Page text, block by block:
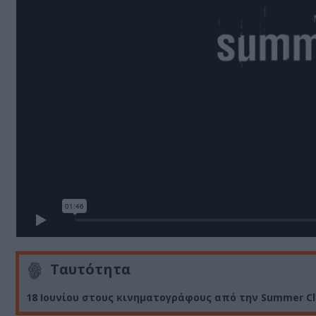
Ταυτότητα
18 Ιουνίου στους κινηματογράφους από την Summer